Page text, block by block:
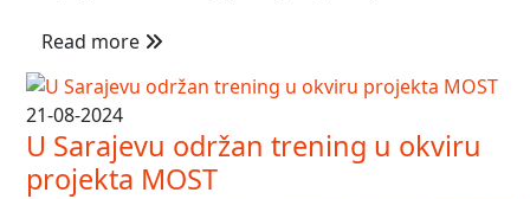
Read more
21-08-2024
U Sarajevu održan trening u okviru
projekta MOST